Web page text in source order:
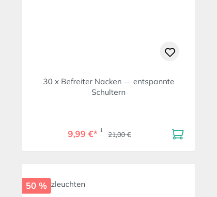
30 x Befreiter Nacken — entspannte
Schultern
9,99 €* 1 21,00 €
50 %